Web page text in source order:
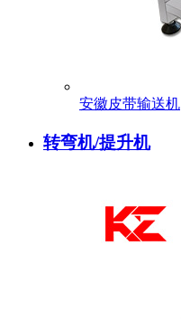
安徽皮带输送机
转弯机/提升机